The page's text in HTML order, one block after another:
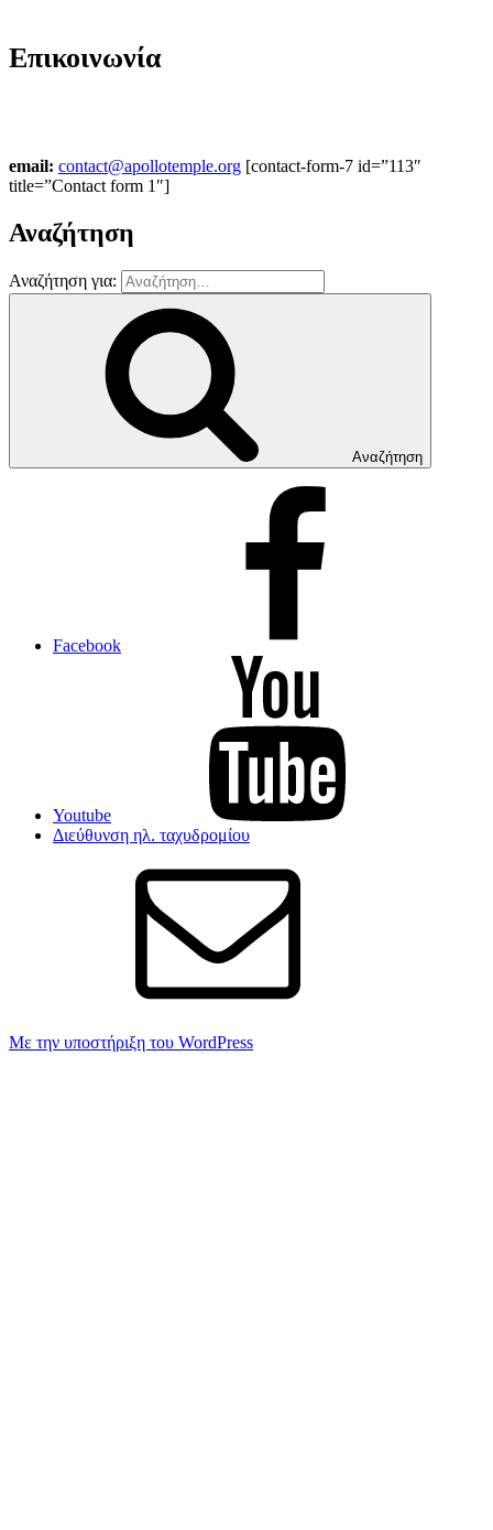
Επικοινωνία
email: contact@apollotemple.org [contact-form-7 id=”113″
title=”Contact form 1″]
Αναζήτηση
Αναζήτηση για:
Αναζήτηση
Facebook
Youtube
Διεύθυνση ηλ. ταχυδρομίου
Με την υποστήριξη του WordPress